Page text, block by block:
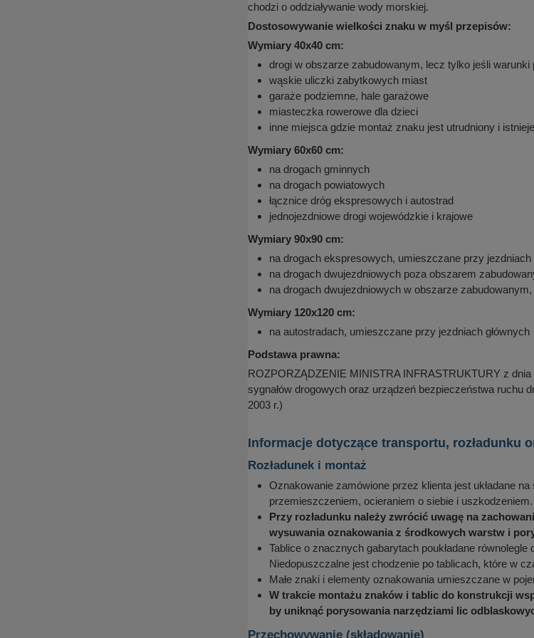
chodzi o oddziaływanie wody morskiej.
Dostosowywanie wielkości znaku w myśl przepisów:
Wymiary 40x40 cm:
drogi w obszarze zabudowanym, lecz tylko jeśli
wąskie uliczki zabytkowych miast
garaże podziemne, hale garażowe
miasteczka rowerowe dla dzieci
inne miejsca gdzie montaż znaku jest utrudniony i
Wymiary 60x60 cm:
na drogach gminnych
na drogach powiatowych
łącznice dróg ekspresowych i autostrad
jednojezdniowe drogi wojewódzkie i krajowe
Wymiary 90x90 cm:
na drogach ekspresowych, umieszczane przy jezdniach
na drogach dwujezdniowych poza obszarem
na drogach dwujezdniowych w obszarze
Wymiary 120x120 cm:
na autostradach, umieszczane przy jezdniach głównych
Podstawa prawna:
ROZPORZĄDZENIE MINISTRA INFRASTRUKTURY z
sygnałów drogowych oraz urządzeń bezpieczeństwa ruchu
2003 r.)
Informacje dotyczące transportu, rozładunku
Rozładunek i montaż
Oznakowanie zamówione przez klienta jest układane
przemieszczeniem, ocieraniem o siebie i uszkodzeniem.
Przy rozładunku należy zwrócić uwagę na
wysuwania oznakowania z środkowych warstw i
Tablice o znacznych gabarytach poukładane
Niedopuszczalne jest chodzenie po tablicach, które w
Małe znaki i elementy oznakowania umieszczane w
W trakcie montażu znaków i tablic do konstrukcji
by uniknąć porysowania narzędziami lic
Przechowywanie (składowanie)